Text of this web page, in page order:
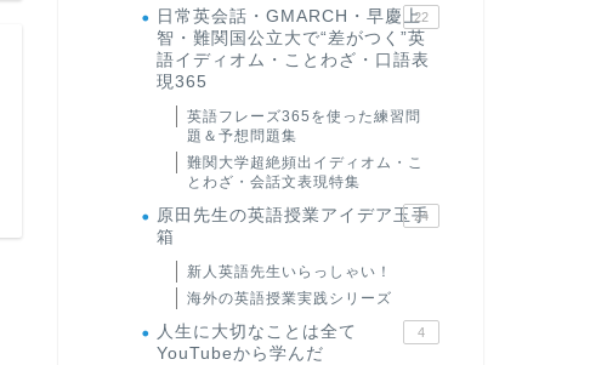
日常英会話・GMARCH・早慶上
智・難関国公立大で“差がつく”英
語イディオム・ことわざ・口語表
現365
22
英語フレーズ365を使った練習問
題＆予想問題集
難関大学超絶頻出イディオム・こ
とわざ・会話文表現特集
原田先生の英語授業アイデア玉手
箱
24
新人英語先生いらっしゃい！
海外の英語授業実践シリーズ
人生に大切なことは全て
YouTubeから学んだ
4